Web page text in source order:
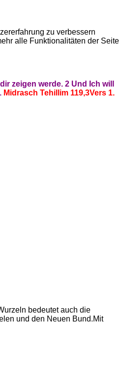
zeigen werde. 2 Und Ich will
Midrasch Tehillim 119,3Vers 1.
bedeutet auch die
und den Neuen Bund.Mit
zu verbessern
alle Funktionalitäten der Seite